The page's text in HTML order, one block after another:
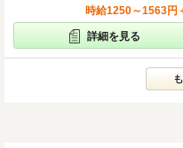
時給1250～1563円
詳細を見る